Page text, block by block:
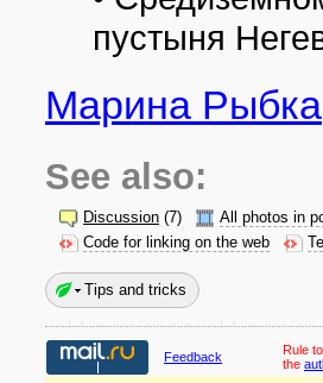
пустыня
Марина Рыбка
See also:
Discussion (7) All photos in
Code for linking on the web
Tips and tricks
Feedback Rule
the